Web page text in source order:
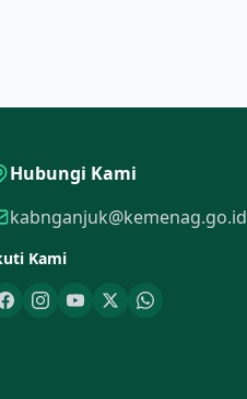
Hubungi Kami
kabnganjuk@kemenag.go.id
Kami